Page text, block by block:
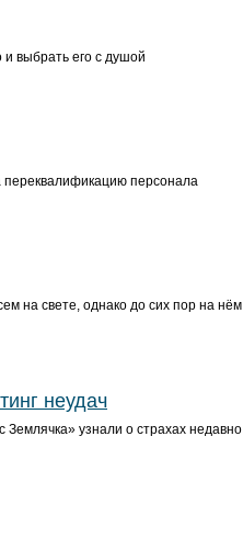
и выбрать его с душой
персонала
на свете, однако до сих пор на нём
неудач
узнали о страхах недавно